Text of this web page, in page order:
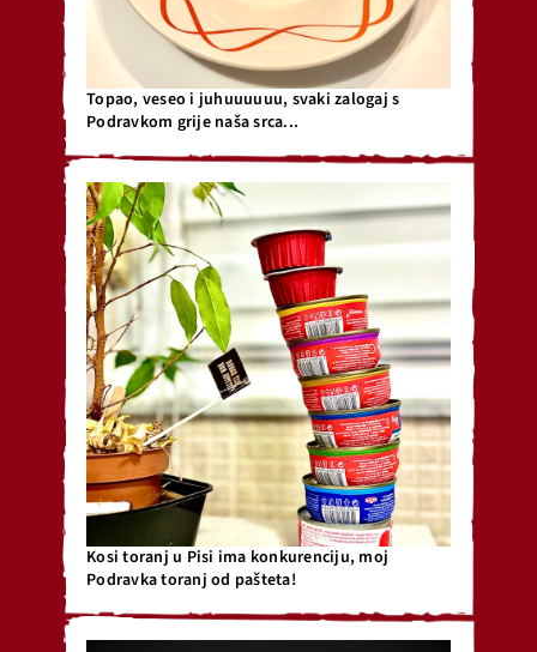
Topao, veseo i juhuuuuuu, svaki zalogaj s
Podravkom grije naša srca...
Kosi toranj u Pisi ima konkurenciju, moj
Podravka toranj od pašteta!